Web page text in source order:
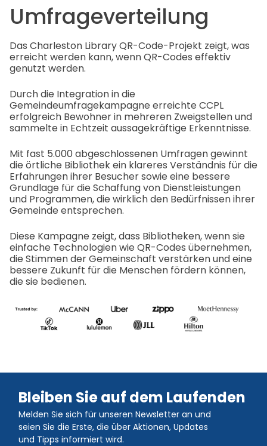
Umfrageverteilung
Das Charleston Library QR-Code-Projekt zeigt, was
erreicht werden kann, wenn QR-Codes effektiv
genutzt werden.
Durch die Integration in die
Gemeindeumfragekampagne erreichte CCPL
erfolgreich Bewohner in mehreren Zweigstellen und
sammelte in Echtzeit aussagekräftige Erkenntnisse.
Mit fast 5.000 abgeschlossenen Umfragen gewinnt
die örtliche Bibliothek ein klareres Verständnis für die
Erfahrungen ihrer Besucher sowie eine bessere
Grundlage für die Schaffung von Dienstleistungen
und Programmen, die wirklich den Bedürfnissen ihrer
Gemeinde entsprechen.
Diese Kampagne zeigt, dass Bibliotheken, wenn sie
einfache Technologien wie QR-Codes übernehmen,
die Stimmen der Gemeinschaft verstärken und eine
bessere Zukunft für die Menschen fördern können,
die sie bedienen.
Bleiben Sie auf dem Laufenden
Melden Sie sich für unseren Newsletter an und
seien Sie die Erste, die über Aktionen, Updates
und Tipps informiert wird.